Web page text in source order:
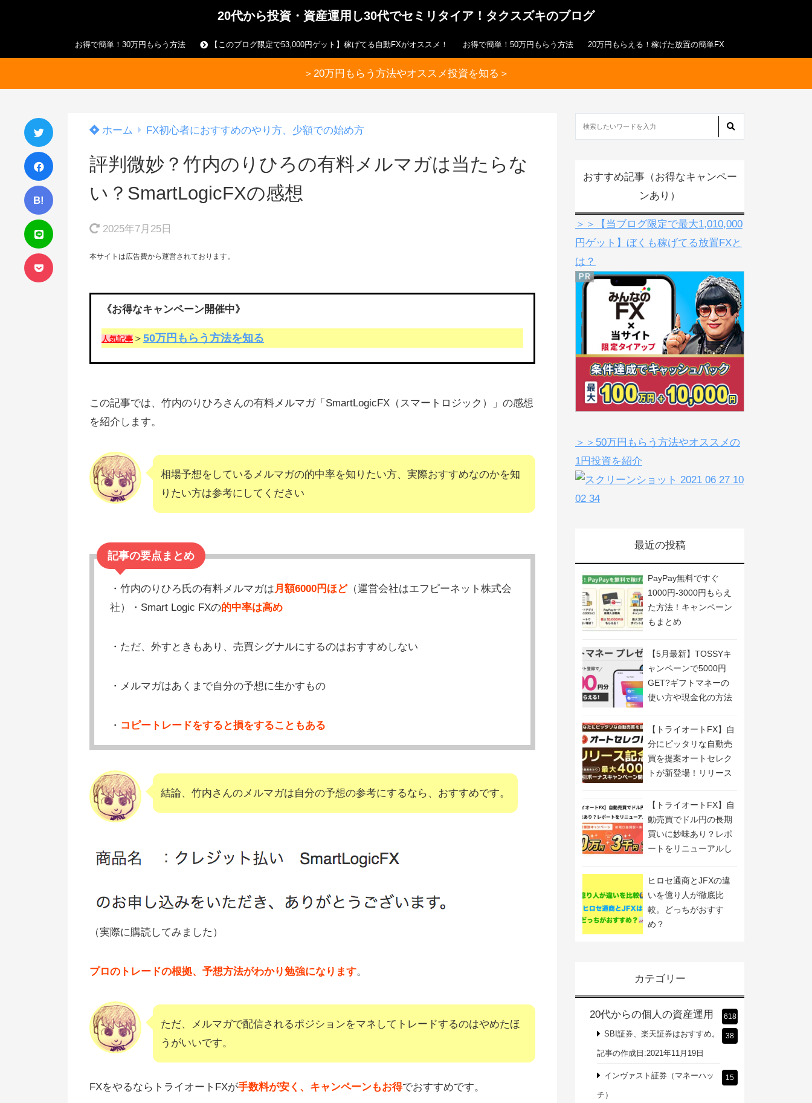
20代から投資・資産運用し30代でセミリタイア！タクスズキのブログ
お得で簡単！30万円もらう方法 【このブログ限定で53,000円ゲット】稼げてる自動FXがオススメ！ お得で簡単！50万円もらう方法 20万円もらえる！稼げた放置の簡単FX
＞20万円もらう方法やオススメ投資を知る＞
B!
ホーム FX初心者におすすめのやり方、少額での始め方
評判微妙？竹内のりひろの有料メルマガは当たらな
い？SmartLogicFXの感想
2025年7月25日
本サイトは広告費から運営されております。
《お得なキャンペーン開催中》
人気記事 ＞ 50万円もらう方法を知る
この記事では、竹内のりひろさんの有料メルマガ「SmartLogicFX（スマートロジック）」の感想
を紹介します。
相場予想をしているメルマガの的中率を知りたい方、実際おすすめなのかを知
りたい方は参考にしてください
記事の要点まとめ
・竹内のりひろ氏の有料メルマガは月額6000円ほど（運営会社はエフピーネット株式会
社）・Smart Logic FXの的中率は高め
・ただ、外すときもあり、売買シグナルにするのはおすすめしない
・メルマガはあくまで自分の予想に生かすもの
・ コピートレードをすると損をすることもある
結論、竹内さんのメルマガは自分の予想の参考にするなら、おすすめです。
（実際に購読してみました）
プロのトレードの根拠、予想方法がわかり勉強になります。
ただ、メルマガで配信されるポジションをマネしてトレードするのはやめたほ
うがいいです。
FXをやるならトライオートFXが手数料が安く、キャンペーンもお得でおすすめです。
おすすめ記事（お得なキャンペー
ンあり）
＞＞【当ブログ限定で最大1,010,000
円ゲット】ぼくも稼げてる放置FXと
は？
＞＞50万円もらう方法やオススメの
1円投資を紹介
最近の投稿
PayPay無料ですぐ
1000円-3000円もらえ
た方法！キャンペーン
もまとめ
【5月最新】TOSSYキ
ャンペーンで5000円
GET?ギフトマネーの
使い方や現金化の方法
【トライオートFX】自
分にピッタリな自動売
買を提案オートセレク
トが新登場！リリース
催！
【トライオートFX】自
動売買でドル円の長期
買いに妙味あり？レポ
ートをリニューアルし
ヒロセ通商とJFXの違
いを億り人が徹底比
較。どっちがおすす
め？
カテゴリー
20代からの個人の資産運用 618
SBI証券、楽天証券はおすすめ。
記事の作成日:2021年11月19日
38
インヴァスト証券（マネーハッ
チ）
15